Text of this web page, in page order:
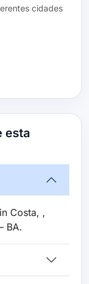
cidades
esta
Costa, ,
BA.